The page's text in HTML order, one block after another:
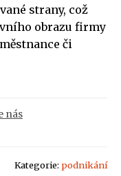
strany, což
obrazu firmy
či
nás
Kategorie: podnikání